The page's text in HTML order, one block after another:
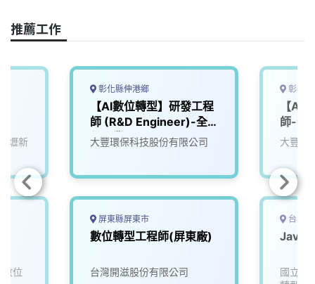
推薦工作
壢新
數位
彰化縣伸港鄉
【AI數位轉型】研發工程
師 (R&D Engineer)-全
興工業區
大豐環保科技股份有限公司
屏東縣屏東市
數位轉型工程師(屏東廠)
台灣開滋股份有限公司
彰化
【AI
師-全
大豐環
台南
Java/
國立成